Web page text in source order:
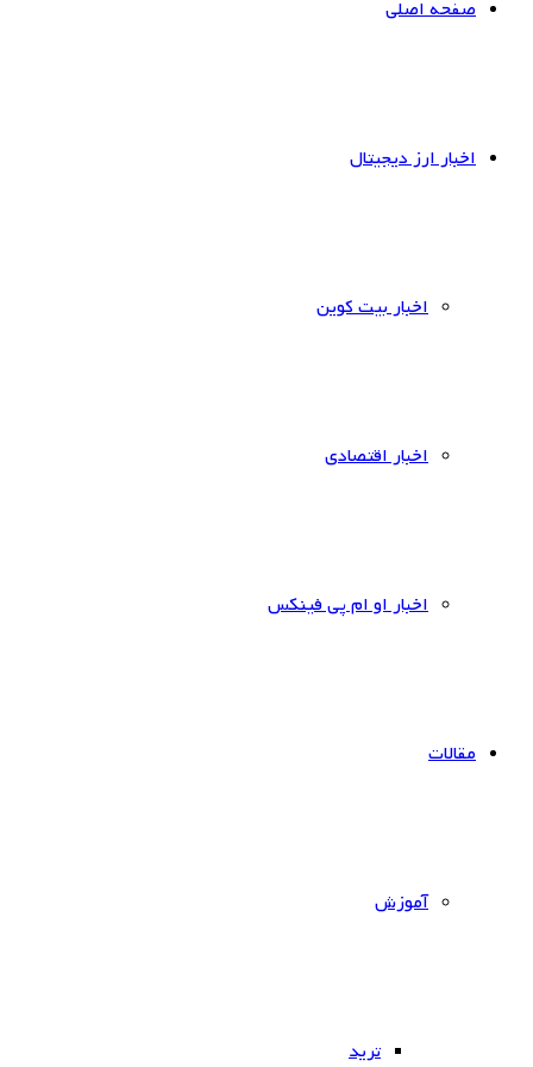
صفحه اصلی
اخبار ارز دیجیتال
اخبار بیت کوین
اخبار اقتصادی
اخبار او ام پی فینکس
مقالات
آموزش
ترید